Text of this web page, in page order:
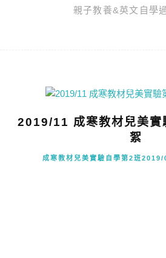
親子教養&英文自學
2019/11 成寒教材兒美實
絮
成寒教材兒美實驗自學第2班2019/